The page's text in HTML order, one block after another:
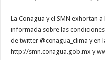
La Conagua y el SMN exhortan
informada sobre las
de twitter @conagua_clima y en
http://smn.conagua.gob.mx y